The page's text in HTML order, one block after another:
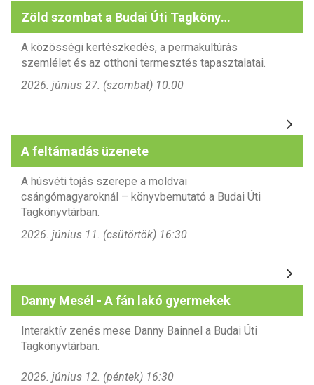
Zöld szombat a Budai Úti Tagkönyvtárban
A közösségi kertészkedés, a permakultúrás
szemlélet és az otthoni termesztés tapasztalatai.
2026. június 27. (szombat) 10:00
A feltámadás üzenete
A húsvéti tojás szerepe a moldvai
csángómagyaroknál – könyvbemutató a Budai Úti
Tagkönyvtárban.
2026. június 11. (csütörtök) 16:30
Danny Mesél - A fán lakó gyermekek
Interaktív zenés mese Danny Bainnel a Budai Úti
Tagkönyvtárban.
2026. június 12. (péntek) 16:30